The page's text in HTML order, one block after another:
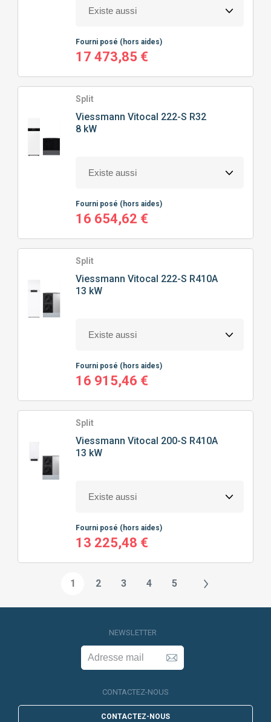
Fourni posé (hors aides)
17 473,85 €
Split
Viessmann Vitocal 222-S R32
8 kW
Fourni posé (hors aides)
16 654,62 €
Split
Viessmann Vitocal 222-S R410A
13 kW
Fourni posé (hors aides)
16 915,46 €
Split
Viessmann Vitocal 200-S R410A
13 kW
Fourni posé (hors aides)
13 225,48 €
1 2 3 4 5
NEWSLETTER
CONTACTEZ-NOUS
CONTACTEZ-NOUS